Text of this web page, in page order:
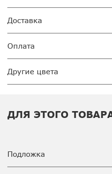
Доставка
Оплата
Другие цвета
ДЛЯ ЭТОГО
Подложка